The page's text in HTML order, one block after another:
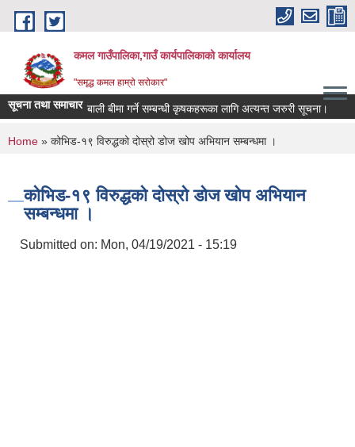
Skip to main content
कमल गाउँपालिका,गाउँ कार्यपालिकाको कार्यालय
"समृद्ध कमल हाम्रो सरोकार"
सूचना तथा समाचारबाली बीमा गर्ने सम्बन्धी कृषकहरूका लागि अत्यन्त जरुरी सूचना।
You are here
Home » कोभिड-१९ विरुद्धको दोस्रो डोज खोप अभियान सम्बन्धमा ।
कोभिड-१९ विरुद्धको दोस्रो डोज खोप अभियान
सम्बन्धमा ।
Submitted on: Mon, 04/19/2021 - 15:19